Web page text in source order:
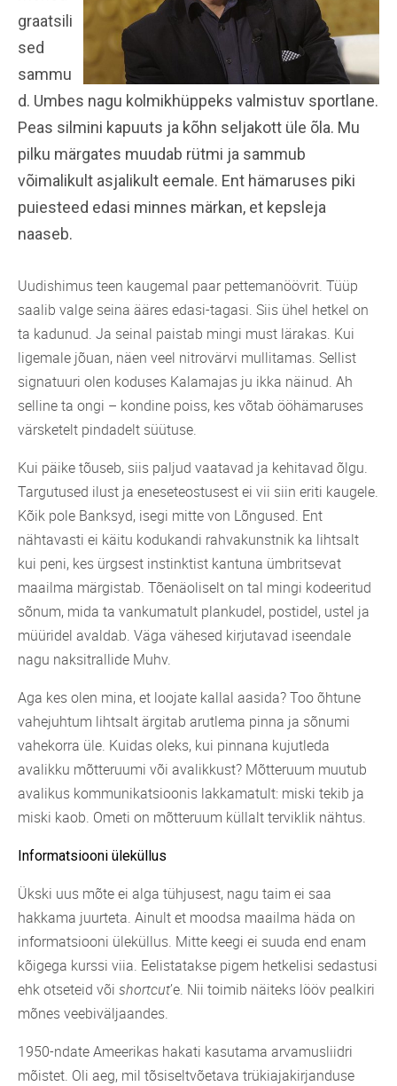
graatsili
sed
sammu
d. Umbes nagu kolmikhüppeks valmistuv sportlane.
Peas silmini kapuuts ja kõhn seljakott üle õla. Mu
pilku märgates muudab rütmi ja sammub
võimalikult asjalikult eemale. Ent hämaruses piki
puiesteed edasi minnes märkan, et kepsleja
naaseb.
Uudishimus teen kaugemal paar pettemanöövrit. Tüüp
saalib valge seina ääres edasi-tagasi. Siis ühel hetkel on
ta kadunud. Ja seinal paistab mingi must lärakas. Kui
ligemale jõuan, näen veel nitrovärvi mullitamas. Sellist
signatuuri olen koduses Kalamajas ju ikka näinud. Ah
selline ta ongi – kondine poiss, kes võtab ööhämaruses
värsketelt pindadelt süütuse.
Kui päike tõuseb, siis paljud vaatavad ja kehitavad õlgu.
Targutused ilust ja eneseteostusest ei vii siin eriti kaugele.
Kõik pole Banksyd, isegi mitte von Lõngused. Ent
nähtavasti ei käitu kodukandi rahvakunstnik ka lihtsalt
kui peni, kes ürgsest instinktist kantuna ümbritsevat
maailma märgistab. Tõenäoliselt on tal mingi kodeeritud
sõnum, mida ta vankumatult plankudel, postidel, ustel ja
müüridel avaldab. Väga vähesed kirjutavad iseendale
nagu naksitrallide Muhv.
Aga kes olen mina, et loojate kallal aasida? Too õhtune
vahejuhtum lihtsalt ärgitab arutlema pinna ja sõnumi
vahekorra üle. Kuidas oleks, kui pinnana kujutleda
avalikku mõtteruumi või avalikkust? Mõtteruum muutub
avalikus kommunikatsioonis lakkamatult: miski tekib ja
miski kaob. Ometi on mõtteruum küllalt terviklik nähtus.
Informatsiooni üleküllus
Ükski uus mõte ei alga tühjusest, nagu taim ei saa
hakkama juurteta. Ainult et moodsa maailma häda on
informatsiooni üleküllus. Mitte keegi ei suuda end enam
kõigega kurssi viia. Eelistatakse pigem hetkelisi sedastusi
ehk otseteid või shortcut’e. Nii toimib näiteks lööv pealkiri
mõnes veebiväljaandes.
1950-ndate Ameerikas hakati kasutama arvamusliidri
mõistet. Oli aeg, mil tõsiseltvõetava trükiajakirjanduse